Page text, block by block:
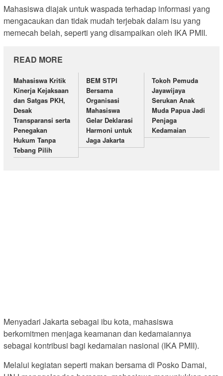
Mahasiswa diajak untuk waspada terhadap informasi yang
mengacaukan dan tidak mudah terjebak dalam isu yang
memecah belah, seperti yang disampaikan oleh IKA PMII.
READ MORE
Mahasiswa Kritik
Kinerja Kejaksaan
dan Satgas PKH,
Desak
Transparansi serta
Penegakan
Hukum Tanpa
Tebang Pilih
BEM STPI
Bersama
Organisasi
Mahasiswa
Gelar Deklarasi
Harmoni untuk
Jaga Jakarta
Tokoh Pemuda
Jayawijaya
Serukan Anak
Muda Papua Jadi
Penjaga
Kedamaian
Menyadari Jakarta sebagai ibu kota, mahasiswa
berkomitmen menjaga keamanan dan kedamaiannya
sebagai kontribusi bagi kedamaian nasional (IKA PMII).
Melalui kegiatan seperti makan bersama di Posko Damai,